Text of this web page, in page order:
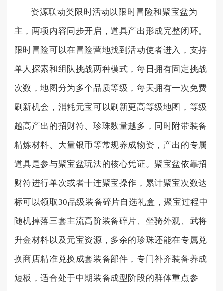
资源联动类限时活动以限时冒险和聚宝盆为
主，两项内容同步开启，道具产出形成完整闭环。
限时冒险可以在冒险营地找到活动使者进入，支持
单人探索和组队挑战两种模式，每日拥有固定挑战
次数，地图分为多个品质等级，每天拥有一次免费
刷新机会，消耗元宝可以刷新更高等级地图，等级
越高产出的招财符、珍珠数量越多，同时附带装备
精炼材料、大量银币等常规养成物资，产出的专属
道具是参与聚宝盆玩法的核心凭证。聚宝盆依靠招
财符进行单次或者十连聚宝操作，累计聚宝次数达
标可以领取30品级装备碎片自选礼盒，聚宝过程中
随机掉落三套主流高阶装备碎片、坐骑外观、武将
升金材料以及元宝资源，多余的珍珠还能在专属兑
换商店精准兑换成套装备部件，专门补齐装备养成
短板，适合处于中期装备成型阶段的群体重点参